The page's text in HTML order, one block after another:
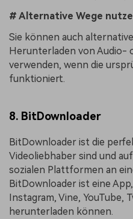
# Alternative Wege
Sie können auch
Herunterladen von Audio-
verwenden, wenn die
funktioniert.
8. BitDownloader
BitDownloader ist die
Videoliebhaber sind und
sozialen Plattformen an
BitDownloader ist eine
Instagram, Vine, YouTube,
herunterladen können.